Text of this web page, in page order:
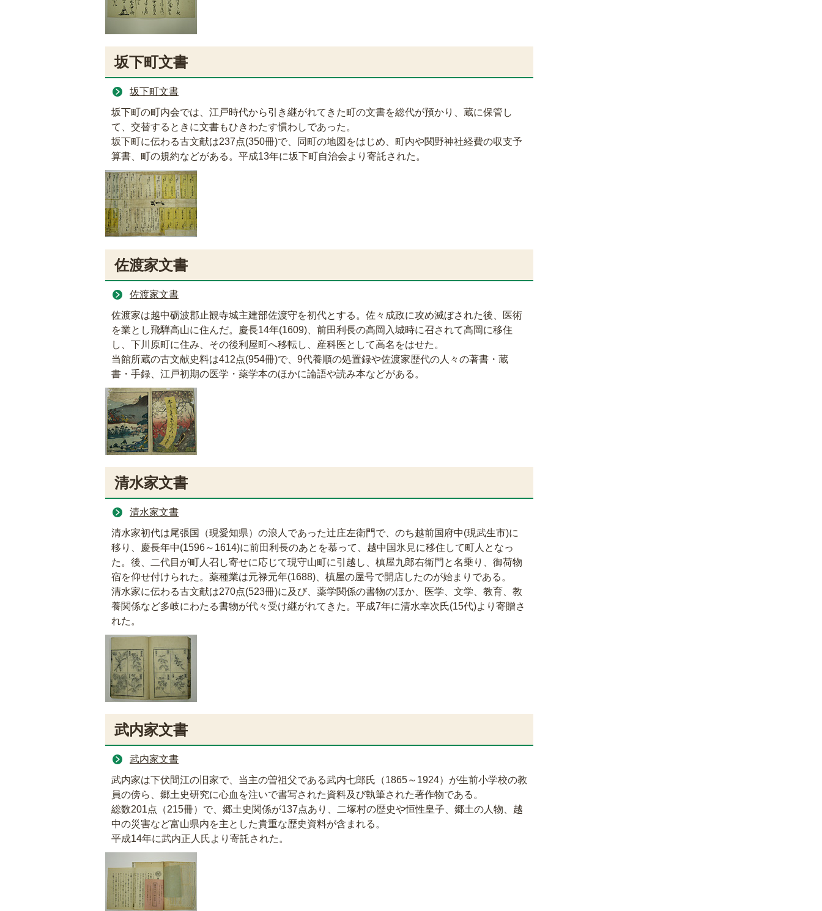
坂下町文書
坂下町文書
坂下町の町内会では、江戸時代から引き継がれてきた町の文書を総代が預かり、蔵に保管し
て、交替するときに文書もひきわたす慣わしであった。
坂下町に伝わる古文献は237点(350冊)で、同町の地図をはじめ、町内や関野神社経費の収支予
算書、町の規約などがある。平成13年に坂下町自治会より寄託された。
佐渡家文書
佐渡家文書
佐渡家は越中砺波郡止観寺城主建部佐渡守を初代とする。佐々成政に攻め滅ぼされた後、医術
を業とし飛騨高山に住んだ。慶長14年(1609)、前田利長の高岡入城時に召されて高岡に移住
し、下川原町に住み、その後利屋町へ移転し、産科医として高名をはせた。
当館所蔵の古文献史料は412点(954冊)で、9代養順の処置録や佐渡家歴代の人々の著書・蔵
書・手録、江戸初期の医学・薬学本のほかに論語や読み本などがある。
清水家文書
清水家文書
清水家初代は尾張国（現愛知県）の浪人であった辻庄左衛門で、のち越前国府中(現武生市)に
移り、慶長年中(1596～1614)に前田利長のあとを慕って、越中国氷見に移住して町人となっ
た。後、二代目が町人召し寄せに応じて現守山町に引越し、槙屋九郎右衛門と名乗り、御荷物
宿を仰せ付けられた。薬種業は元禄元年(1688)、槙屋の屋号で開店したのが始まりである。
清水家に伝わる古文献は270点(523冊)に及び、薬学関係の書物のほか、医学、文学、教育、教
養関係など多岐にわたる書物が代々受け継がれてきた。平成7年に清水幸次氏(15代)より寄贈さ
れた。
武内家文書
武内家文書
武内家は下伏間江の旧家で、当主の曽祖父である武内七郎氏（1865～1924）が生前小学校の教
員の傍ら、郷土史研究に心血を注いで書写された資料及び執筆された著作物である。
総数201点（215冊）で、郷土史関係が137点あり、二塚村の歴史や恒性皇子、郷土の人物、越
中の災害など富山県内を主とした貴重な歴史資料が含まれる。
平成14年に武内正人氏より寄託された。